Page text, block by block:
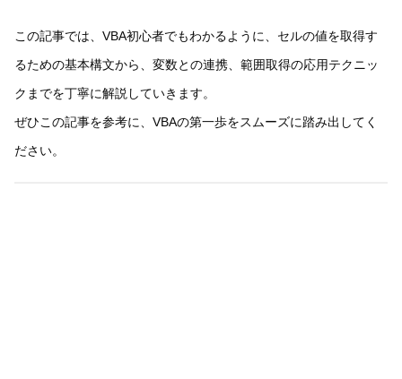
この記事では、VBA初心者でもわかるように、セルの値を取得す
るための基本構文から、変数との連携、範囲取得の応用テクニッ
クまでを丁寧に解説していきます。
ぜひこの記事を参考に、VBAの第一歩をスムーズに踏み出してく
ださい。